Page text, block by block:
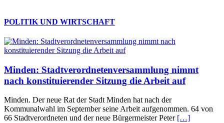
POLITIK UND WIRTSCHAFT
Minden: Stadtverordnetenversammlung nimmt
nach konstituierender Sitzung die Arbeit auf
Minden. Der neue Rat der Stadt Minden hat nach der
Kommunalwahl im September seine Arbeit aufgenommen. 64 von
66 Stadtverordneten und der neue Bürgermeister Peter […]